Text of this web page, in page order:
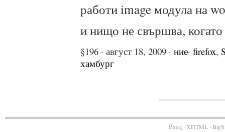
работи image модула на
и нищо не свършва,
§196 · август 18, 2009 · ние· firefox,
хамбург
Вход· XHTML·